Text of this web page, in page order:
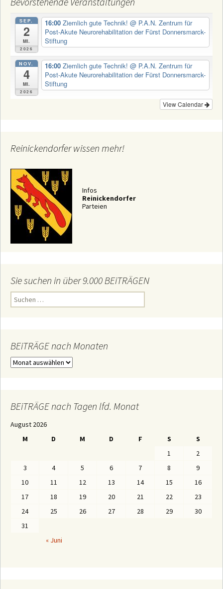
SEP.
2
Mi.
2026
16:00 Ziemlich gute Technik! @ P.A.N. Zentrum für
Post-Akute Neurorehabilitation der Fürst Donnersmarck-
Stiftung
NOV.
4
Mi.
2026
16:00 Ziemlich gute Technik! @ P.A.N. Zentrum für
Post-Akute Neurorehabilitation der Fürst Donnersmarck-
Stiftung
View Calendar
Reinickendorfer wissen mehr!
Infos
Reinickendorfer
Parteien
Sie suchen in über 9.000 BEiTRÄGEN
n
a
c
h
BEiTRÄGE nach Monaten
B
E
G
n
BEiTRÄGE nach Tagen lfd. Monat
August 2026
M
D M D F S S
« Juni
1
2
3
4 5 6 7 8
9
10
11 12 13 14 15
16
17
18 19 20 21 22
23
24
25 26 27 28 29
30
31